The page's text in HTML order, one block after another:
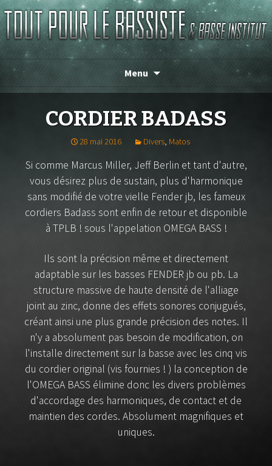
TOUT POUR LE BASSISTE
Menu
CORDIER BADASS
28 mai 2016 Divers, Matos
Si comme Marcus Miller, Jeff Berlin et tant d'autre,
vous désirez plus de sustain, plus d'harmonique
sans modifié de votre vielle Fender jb, les fameux
cordiers Badass sont enfin de retour et disponible
à TPLB ! sous l'appelation OMEGA BASS !
Ils sont la précision même et directement
adaptable sur les basses FENDER jb ou pb. La
structure massive de haute densité de l'alliage
joint au zinc, donne des effets sonores conjugués,
créant ainsi une plus grande précision des notes. Il
n'y a absolument pas besoin de modification, on
l'installe directement sur la basse avec les cinq vis
du cordier original (vis fournies ! ) la conception de
l'OMEGA BASS élimine donc les divers problèmes
d'accordage des harmoniques, de contact et de
maintien des cordes. Absolument magnifiques et
uniques.